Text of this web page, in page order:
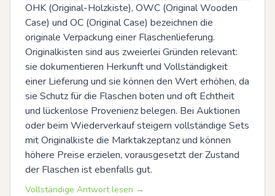
OHK (Original-Holzkiste), OWC (Original Wooden
Case) und OC (Original Case) bezeichnen die
originale Verpackung einer Flaschenlieferung.
Originalkisten sind aus zweierlei Gründen relevant:
sie dokumentieren Herkunft und Vollständigkeit
einer Lieferung und sie können den Wert erhöhen, da
sie Schutz für die Flaschen boten und oft Echtheit
und lückenlose Provenienz belegen. Bei Auktionen
oder beim Wiederverkauf steigern vollständige Sets
mit Originalkiste die Marktakzeptanz und können
höhere Preise erzielen, vorausgesetzt der Zustand
der Flaschen ist ebenfalls gut.
Vollständige Antwort lesen →